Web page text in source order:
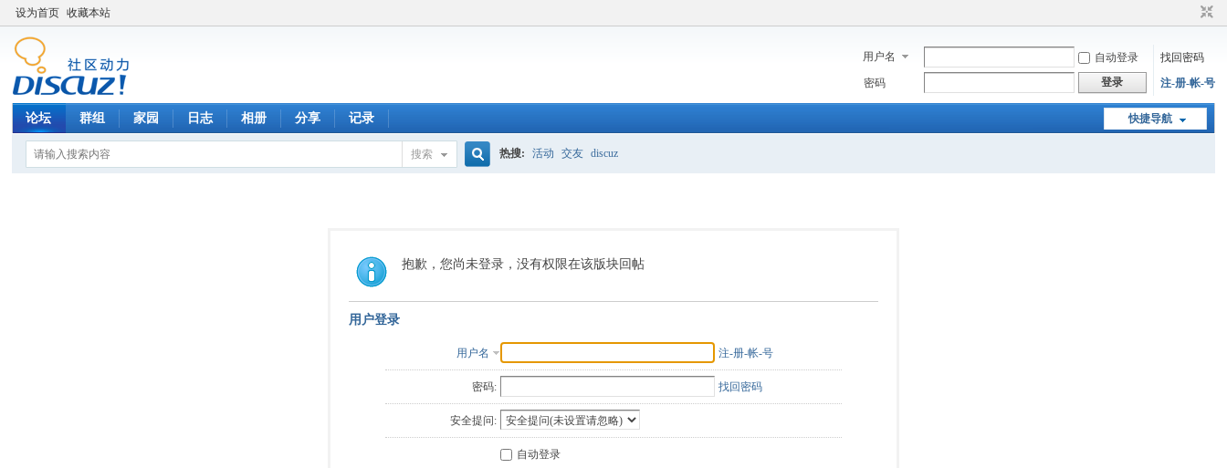
设为首页 收藏本站
用户名 自动登录
找回密码
密码
登录 注-册-帐-号
快捷导航
论坛 群组 家园 日志 相册 分享 记录
搜索
索
热搜: 活动 交友 discuz
抱歉，您尚未登录，没有权限在该版块回帖
用户登录
用户名 注-册-帐-号
密码: 找回密码
安全提问:
自动登录